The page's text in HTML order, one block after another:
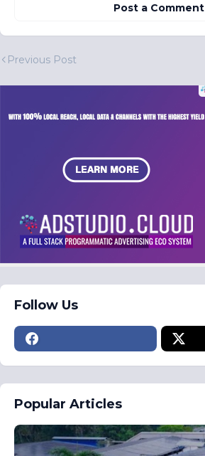
Post a Comment
Previous Post
Follow Us
Popular Articles